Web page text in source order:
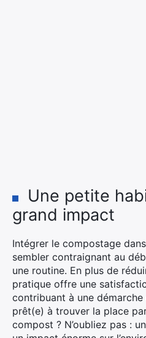
Une petite
grand impact
Intégrer le compostage
sembler contraignant au
une routine. En plus de
pratique offre une
contribuant à une
prêt(e) à trouver la place
compost ? N’oubliez pas :